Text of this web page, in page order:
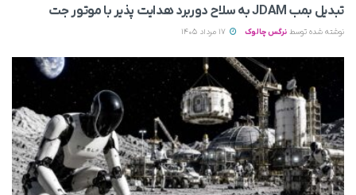
تبدیل بمب JDAM به سلاح دوربرد هدایت پذیر با موتور جت
نوشته شده توسط نرگس چالوک